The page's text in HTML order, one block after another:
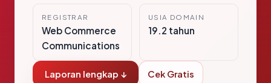
REGISTRAR
Web Commerce
Communications
USIA DOMAIN
19.2 tahun
Laporan lengkap ↓ Cek Gratis